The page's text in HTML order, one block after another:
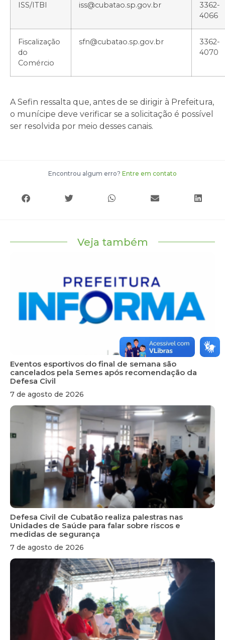
ISS/ITBI iss@cubatao.sp.gov.br
3362-
4066
Fiscalização
do
Comércio
sfn@cubatao.sp.gov.br
3362-
4070
A Sefin ressalta que, antes de se dirigir à Prefeitura,
o munícipe deve verificar se a solicitação é possível
ser resolvida por meio desses canais.
Encontrou algum erro? Entre em contato
Veja também
Eventos esportivos do final de semana são
cancelados pela Semes após recomendação da
Defesa Civil
7 de agosto de 2026
Defesa Civil de Cubatão realiza palestras nas
Unidades de Saúde para falar sobre riscos e
medidas de segurança
7 de agosto de 2026